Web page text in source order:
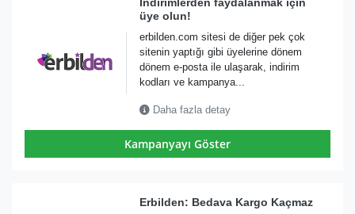
üye olun!
erbilden.com sitesi de diğer pek çok
sitenin yaptığı gibi üyelerine dönem
dönem e-posta ile ulaşarak, indirim
kodları ve kampanya...
Daha fazla detay
Kampanyayı Göster
Erbilden: Bedava Kargo Kaçmaz